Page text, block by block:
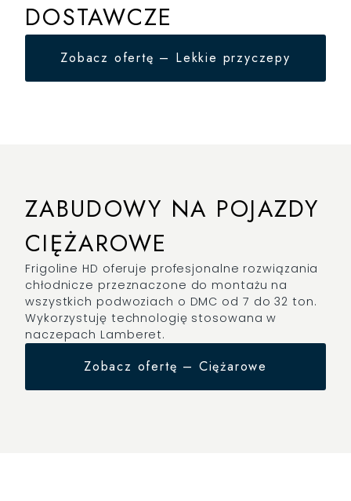
DOSTAWCZE
Zobacz ofertę – Lekkie przyczepy
ZABUDOWY NA POJAZDY
CIĘŻAROWE
Frigoline HD oferuje profesjonalne rozwiązania
chłodnicze przeznaczone do montażu na
wszystkich podwoziach o DMC od 7 do 32 ton.
Wykorzystuję technologię stosowana w
naczepach Lamberet.
Zobacz ofertę – Ciężarowe